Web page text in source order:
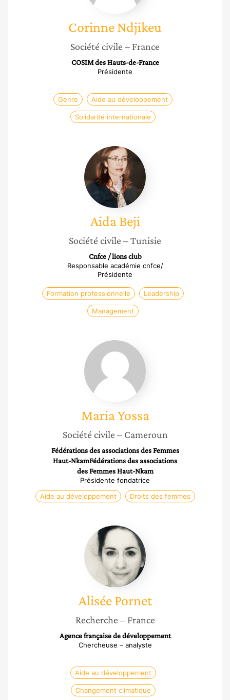
CorinneNdjikeu
Société civile – France
COSIM des Hauts-de-France
Présidente
Genre Aide au développement
Solidarité internationale
Aida
Beji
Aida Beji
Société civile – Tunisie
Cnfce / lions club
Responsable académie cnfce/
Présidente
Formation professionnelle Leadership
Management
Maria
Yossa
MariaYossa
Société civile – Cameroun
Fédérations des associations des Femmes
Haut-NkamFédérations des associations
des Femmes Haut-Nkam
Présidente fondatrice
Aide au développement
Droits des femmes
Alisée
Pornet
Alisée Pornet
Recherche – France
Agence française de développement
Chercheuse – analyste
Aide au développement
Changement climatique